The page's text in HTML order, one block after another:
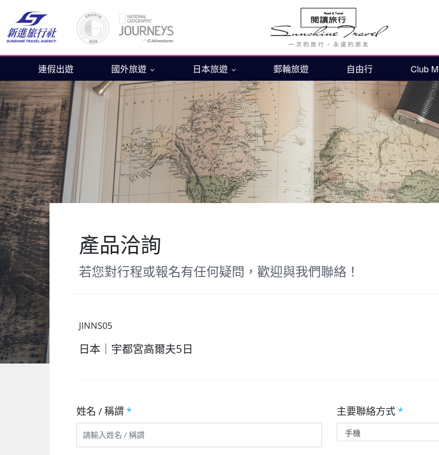
連假出遊 國外旅遊 日本旅遊 郵輪旅遊 自由行 Club
產品洽詢
若您對行程或報名有任何疑問，歡迎與我們聯絡！
JINNS05
日本｜宇都宮高爾夫5日
姓名 / 稱謂 * 主要聯絡方式 *